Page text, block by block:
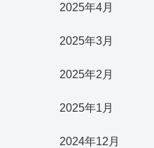
2025年4月
2025年3月
2025年2月
2025年1月
2024年12月